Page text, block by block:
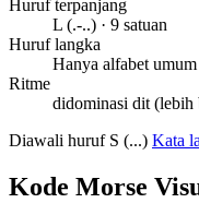
Huruf terpanjang
L (.-..) · 9 satuan
Huruf langka
Hanya alfabet umum
Ritme
didominasi dit (lebih
Diawali huruf S (...) Kata
Kode Morse